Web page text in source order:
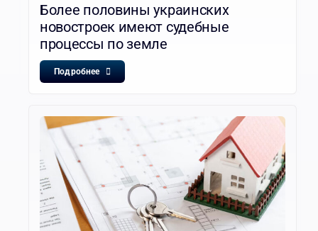
Более половины украинских
новостроек имеют судебные
процессы по земле
Подробнее